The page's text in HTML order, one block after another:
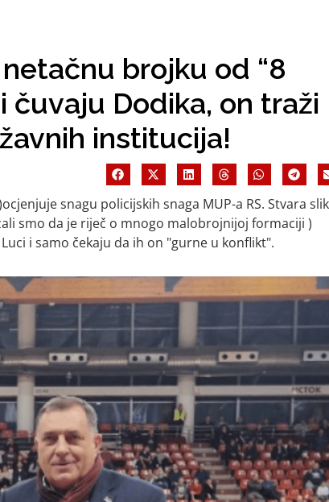
brojku od “8
čuvaju Dodika, on traži
institucija!
snagu policijskih snaga MUP-a RS. Stvara
smo da je riječ o mnogo malobrojnijoj formaciji )
i samo čekaju da ih on "gurne u konflikt".